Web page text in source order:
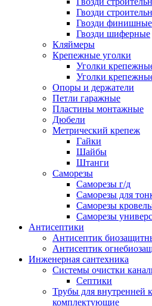
Гвозди
Гвозди финишные
Гвозди шиферные
Кляймеры
Крепежные уголки
Уголки
Уголки
Опоры и держатели
Петли гаражные
Пластины монтажные
Дюбели
Метрический крепеж
Гайки
Шайбы
Штанги
Саморезы
Саморезы г/д
Саморезы для
Саморезы
Саморезы
Антисептики
Антисептик
Антисептик
Инженерная сантехника
Системы очистки
Септики
Трубы для внутренней
комплектующие